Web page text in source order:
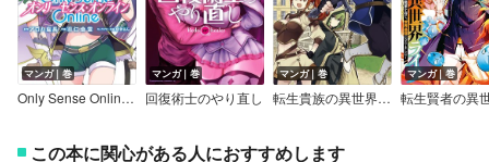
マンガ｜巻
Only Sense Online ―オンリーセンス・オンライン―
マンガ｜巻
回復術士のやり直し
マンガ｜巻
転生貴族の異世界冒険録
マンガ｜巻
この本に関心がある人におすすめします